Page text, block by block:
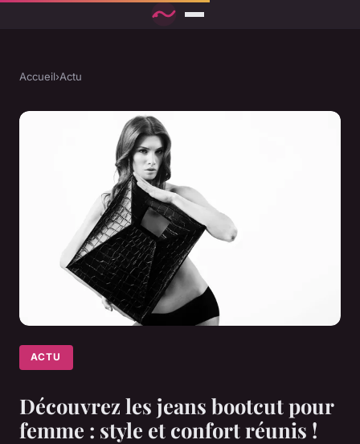
Accueil›Actu
ACTU
Découvrez les jeans bootcut pour
femme : style et confort réunis !